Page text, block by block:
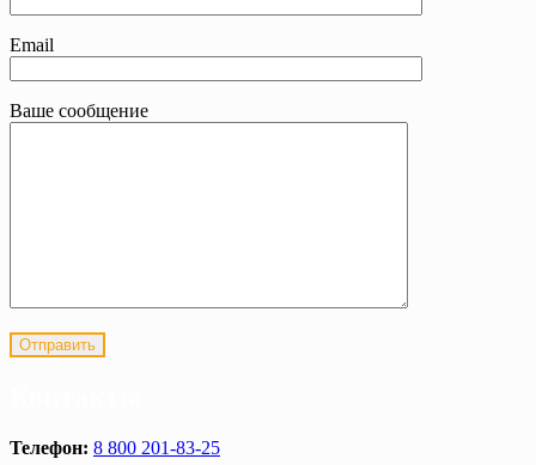
Email
Ваше сообщение
Телефон: 8 800 201-83-25